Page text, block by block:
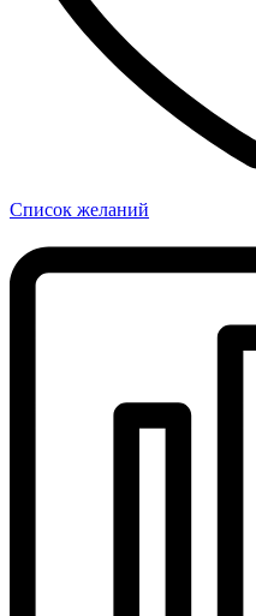
Список желаний